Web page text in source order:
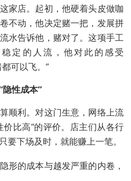
家店。起初，他硬着头皮做咖
不动，他决定赌一把，发展拼
水告诉他，赌对了。这项手工
定的人流，他对此的感受
可以飞。”
性成本”
顺利。对这门生意，网络上流
价比高”的评价。店主们从各行
要下场及时，就能赚上一笔。
形的成本与越发严重的内卷，